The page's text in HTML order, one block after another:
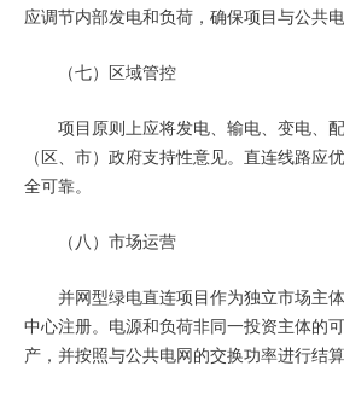
应调节内部发电和负荷，确保项目与公共
（七）区域管控
项目原则上应将发电、输电、变电、
（区、市）政府支持性意见。直连线路
全可靠。
（八）市场运营
并网型绿电直连项目作为独立市场主
中心注册。电源和负荷非同一投资主体的
产，并按照与公共电网的交换功率进行结